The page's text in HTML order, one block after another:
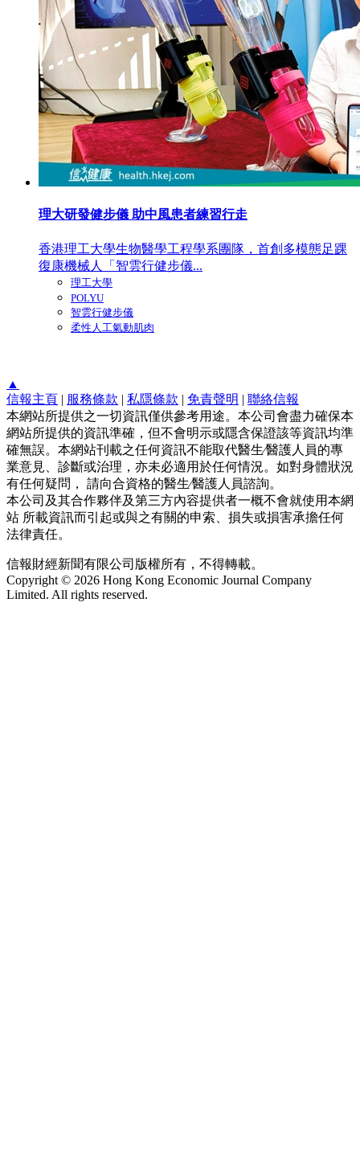
理大研發健步儀 助中風患者練習行走
香港理工大學生物醫學工程學系團隊，首創多模態足踝
復康機械人「智雲行健步儀...
理工大學
POLYU
智雲行健步儀
柔性人工氣動肌肉
▲
信報主頁 | 服務條款 | 私隱條款 | 免責聲明 | 聯絡信報
本網站所提供之一切資訊僅供參考用途。本公司會盡力確保本
網站所提供的資訊準確，但不會明示或隱含保證該等資訊均準
確無誤。本網站刊載之任何資訊不能取代醫生∕醫護人員的專
業意見、診斷或治理，亦未必適用於任何情況。如對身體狀況
有任何疑問， 請向合資格的醫生∕醫護人員諮詢。
本公司及其合作夥伴及第三方內容提供者一概不會就使用本網
站 所載資訊而引起或與之有關的申索、損失或損害承擔任何
法律責任。
信報財經新聞有限公司版權所有，不得轉載。
Copyright © 2026 Hong Kong Economic Journal Company
Limited. All rights reserved.